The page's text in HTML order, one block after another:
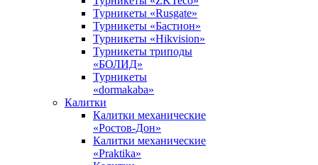
Турникеты «Rusgate»
Турникеты «Бастион»
Турникеты «Hikvision»
Турникеты триподы
«БОЛИД»
Турникеты
«dormakaba»
Калитки
Калитки механические
«Ростов-Дон»
Калитки механические
«Praktika»